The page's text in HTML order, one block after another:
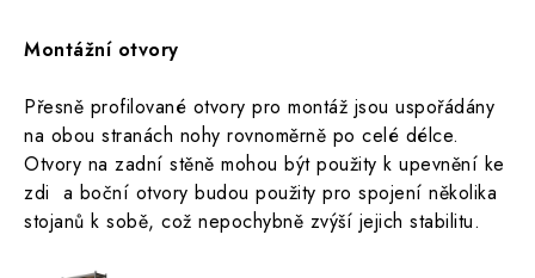
Montážní otvory
Přesně profilované otvory pro montáž jsou uspořádány
na obou stranách nohy rovnoměrně po celé délce.
Otvory na zadní stěně mohou být použity k upevnění ke
zdi a boční otvory budou použity pro spojení několika
stojanů k sobě, což nepochybně zvýší jejich stabilitu.